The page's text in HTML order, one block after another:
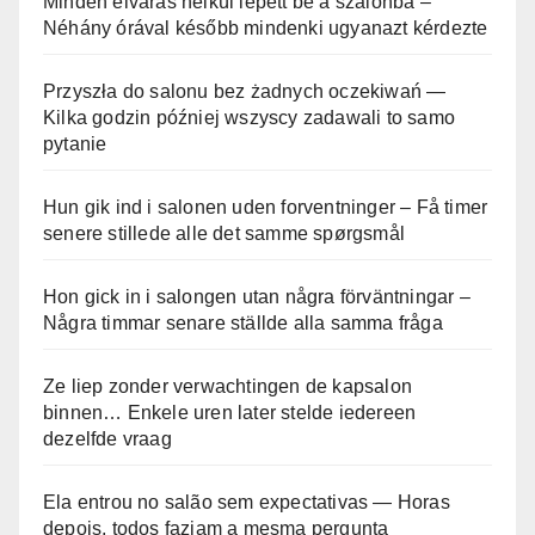
Néhány órával később mindenki ugyanazt kérdezte
Przyszła do salonu bez żadnych oczekiwań —
Kilka godzin później wszyscy zadawali to samo
pytanie
Hun gik ind i salonen uden forventninger – Få timer
senere stillede alle det samme spørgsmål
Hon gick in i salongen utan några förväntningar –
Några timmar senare ställde alla samma fråga
Ze liep zonder verwachtingen de kapsalon
binnen… Enkele uren later stelde iedereen
dezelfde vraag
Ela entrou no salão sem expectativas — Horas
depois, todos faziam a mesma pergunta